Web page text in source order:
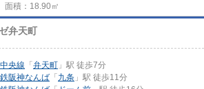
面積：18.90㎡
弁天町
央線 「 弁天町 」駅 徒歩7分
阪神なんば 「 九条 」駅 徒歩11分